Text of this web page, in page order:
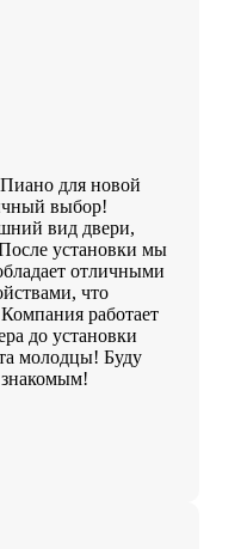
для новой
выбор!
вид двери,
установки мы
отличными
что
работает
до установки
молодцы! Буду
знакомым!